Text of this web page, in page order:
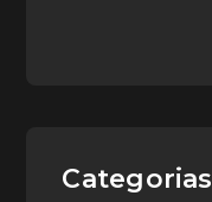
Categorias